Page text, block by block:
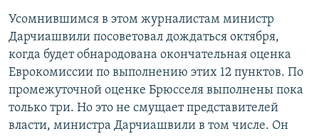
Усомнившимся в этом журналистам министр
Дарчиашвили посоветовал дождаться октября,
когда будет обнародована окончательная оценка
Еврокомиссии по выполнению этих 12 пунктов. По
промежуточной оценке Брюсселя выполнены пока
только три. Но это не смущает представителей
власти, министра Дарчиашвили в том числе. Он